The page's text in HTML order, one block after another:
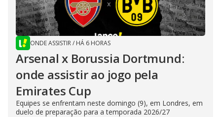
ONDE ASSISTIR/ HÁ 6 HORAS
Arsenal x Borussia Dortmund:
onde assistir ao jogo pela
Emirates Cup
Equipes se enfrentam neste domingo (9), em Londres, em
duelo de preparação para a temporada 2026/27